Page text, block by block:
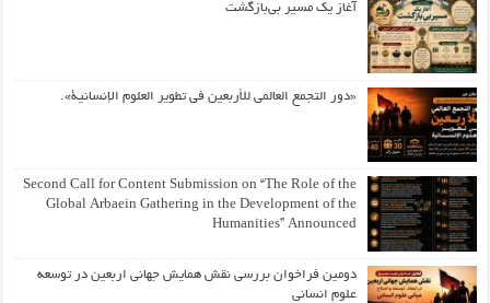
آغاز یک مسیر بی‌بازگشت
«دور التجمع العالمي للأربعين في تطوير العلوم الإنسانية».
Second Call for Content Submission on “The Role of the
Global Arbaein Gathering in the Development of the
Humanities” Announced
دومین فراخوان بررسی نقش همایش جهانی اربعین در توسعه
علوم انسانی